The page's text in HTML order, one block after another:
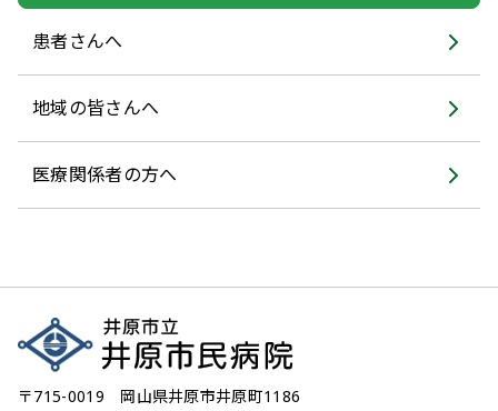
患者さんへ
地域の皆さんへ
医療関係者の方へ
〒715-0019 岡山県井原市井原町1186